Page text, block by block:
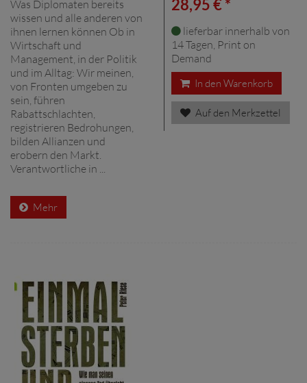
Was Diplomaten bereits
wissen und alle anderen von
ihnen lernen können Ob in
Wirtschaft und
Management, in der Politik
und im Alltag: Wir meinen,
von Fronten umgeben zu
sein, führen
Rabattschlachten,
registrieren Bedrohungen,
bilden Allianzen und
erobern den Markt.
Verantwortliche in ...
Mehr
28,95 € *
lieferbar innerhalb von
14 Tagen, Print on
Demand
In den Warenkorb
Auf den Merkzettel